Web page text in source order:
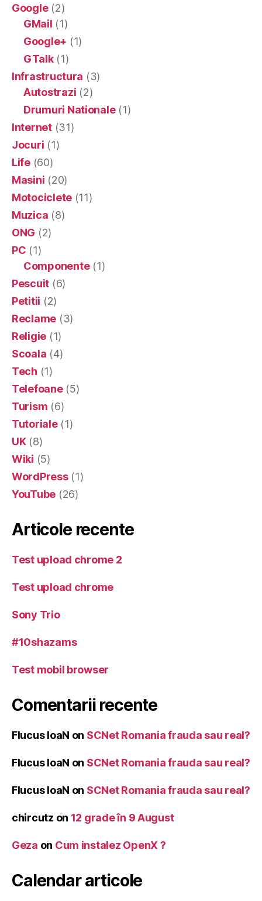
Google(2)
GMail (1)
Google+ (1)
GTalk(1)
Infrastructura (3)
Autostrazi (2)
Drumuri Nationale(1)
Internet(31)
Jocuri (1)
Life(60)
Masini (20)
Motociclete (11)
Muzica (8)
ONG (2)
PC (1)
Componente(1)
Pescuit (6)
Petitii (2)
Reclame (3)
Religie (1)
Scoala (4)
Tech (1)
Telefoane(5)
Turism (6)
Tutoriale(1)
UK(8)
Wiki (5)
WordPress(1)
YouTube (26)
Articole recente
Test upload chrome 2
Test upload chrome
Sony Trio
#10shazams
Test mobil browser
Comentarii recente
Flucus IoaN on SCNet Romania frauda sau real?
Flucus IoaN on SCNet Romania frauda sau real?
Flucus IoaN on SCNet Romania frauda sau real?
chircutz on 12 grade în 9 August
Geza on Cum instalez OpenX ?
Calendar articole